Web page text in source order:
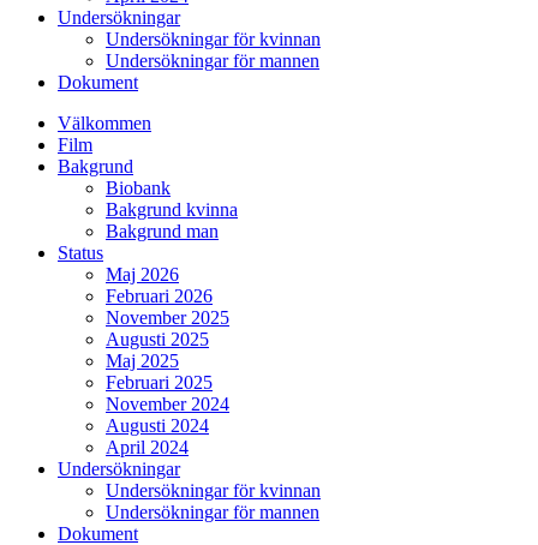
Undersökningar
Undersökningar för kvinnan
Undersökningar för mannen
Dokument
Välkommen
Film
Bakgrund
Biobank
Bakgrund kvinna
Bakgrund man
Status
Maj 2026
Februari 2026
November 2025
Augusti 2025
Maj 2025
Februari 2025
November 2024
Augusti 2024
April 2024
Undersökningar
Undersökningar för kvinnan
Undersökningar för mannen
Dokument